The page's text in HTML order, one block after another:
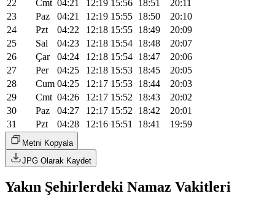
22 Cmt 04:21 12:19 15:56 18:51
20:11
23
Paz 04:21 12:19 15:55 18:50
20:10
24
Pzt 04:22 12:18 15:55 18:49
20:09
25
Sal 04:23 12:18 15:54 18:48
20:07
26
Çar 04:24 12:18 15:54 18:47
20:06
27
Per 04:25 12:18 15:53 18:45
20:05
28
Cum 04:25 12:17 15:53 18:44
20:03
29
Cmt 04:26 12:17 15:52 18:43
20:02
30
Paz 04:27 12:17 15:52 18:42
20:01
31
Pzt 04:28 12:16 15:51 18:41 19:59
Metni Kopyala
JPG Olarak Kaydet
Yakın Şehirlerdeki Namaz Vakitleri